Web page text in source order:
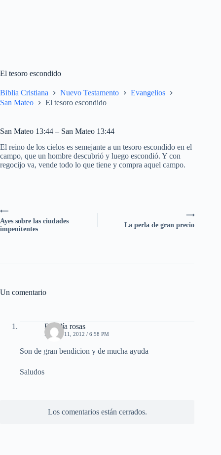
El tesoro escondido
Biblia Cristiana Nuevo Testamento
Evangelios
San Mateo
El tesoro escondido
San Mateo 13:44 – San Mateo 13:44
El reino de los cielos es semejante a un tesoro escondido en el
campo, que un hombre descubrió y luego escondió. Y con
regocijo va, vende todo lo que tiene y compra aquel campo.
⟶
La perla de gran precio
⟵
Ayes sobre las ciudades
impenitentes
Un comentario
Rosalía rosas
ENERO 11, 2012 / 6:58 PM
Son de gran bendicion y de mucha ayuda
Saludos
Los comentarios están cerrados.